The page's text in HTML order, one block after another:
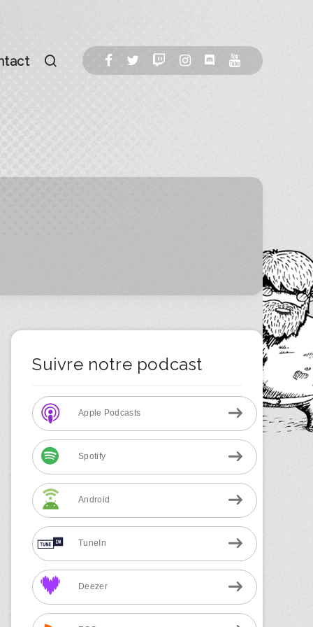
Suivre notre podcast
Apple Podcasts
Spotify
Android
TuneIn
Deezer